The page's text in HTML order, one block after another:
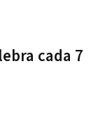
cada 7